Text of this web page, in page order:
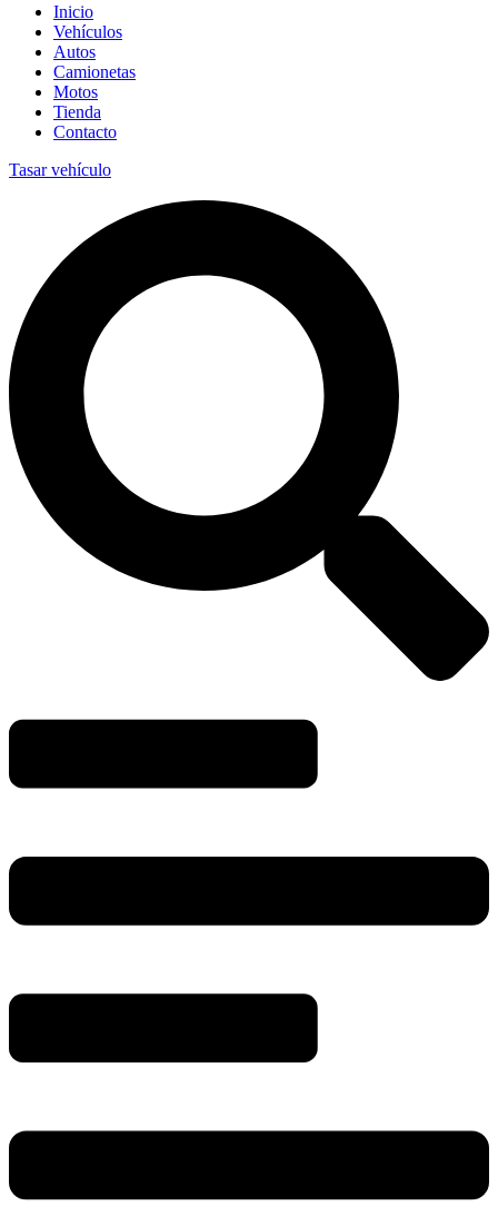
Inicio
Vehículos
Autos
Camionetas
Motos
Tienda
Contacto
Tasar vehículo